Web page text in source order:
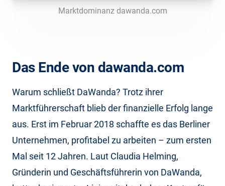
Marktdominanz dawanda.com
Das Ende von dawanda.com
Warum schließt DaWanda? Trotz ihrer
Marktführerschaft blieb der finanzielle Erfolg lange
aus. Erst im Februar 2018 schaffte es das Berliner
Unternehmen, profitabel zu arbeiten – zum ersten
Mal seit 12 Jahren. Laut Claudia Helming,
Gründerin und Geschäftsführerin von DaWanda,